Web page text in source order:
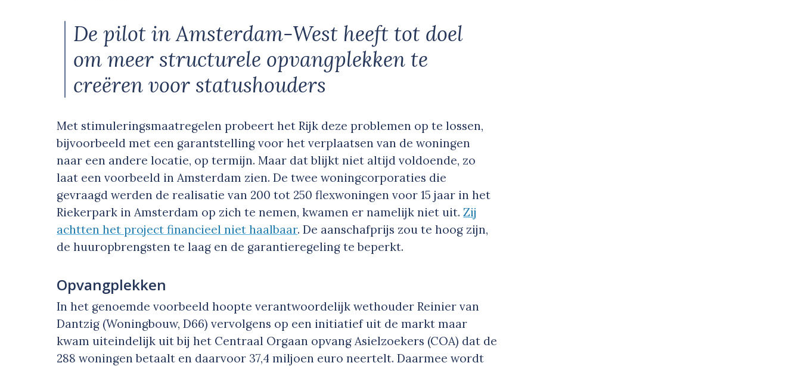
De pilot in Amsterdam-West heeft tot doel
om meer structurele opvangplekken te
creëren voor statushouders
Met stimuleringsmaatregelen probeert het Rijk deze problemen op te lossen,
bijvoorbeeld met een garantstelling voor het verplaatsen van de woningen
naar een andere locatie, op termijn. Maar dat blijkt niet altijd voldoende, zo
laat een voorbeeld in Amsterdam zien. De twee woningcorporaties die
gevraagd werden de realisatie van 200 tot 250 flexwoningen voor 15 jaar in het
Riekerpark in Amsterdam op zich te nemen, kwamen er namelijk niet uit.Zij
achtten het project financieel niet haalbaar. De aanschafprijs zou te hoog zijn,
de huuropbrengsten te laag en de garantieregeling te beperkt.
Opvangplekken
In het genoemde voorbeeld hoopte verantwoordelijk wethouder Reinier van
Dantzig (Woningbouw, D66) vervolgens op een initiatief uit de markt maar
kwam uiteindelijk uit bij het Centraal Orgaan opvang Asielzoekers (COA) dat de
288 woningen betaalt en daarvoor 37,4 miljoen euro neertelt. Daarmee wordt